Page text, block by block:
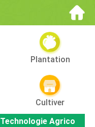
Plantation
Cultiver
Technologie Agricole